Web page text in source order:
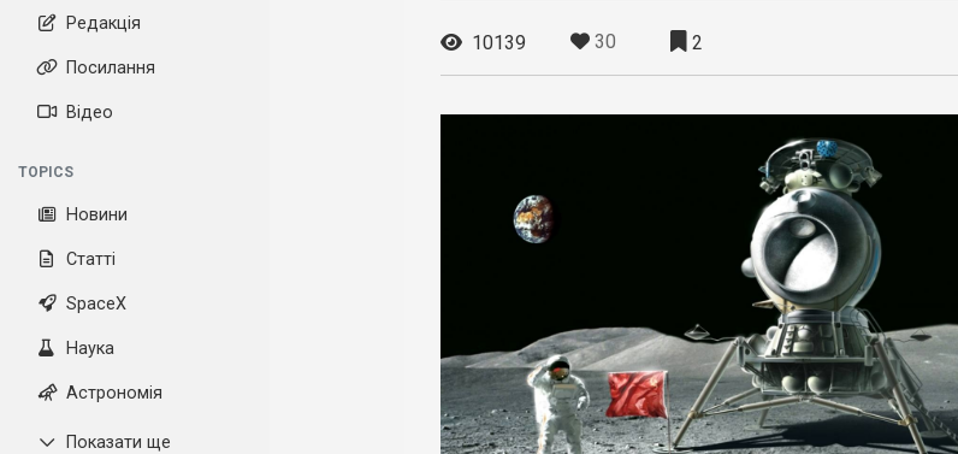
Редакція
Посилання
Відео
TOPICS
Новини
Статті
SpaceX
Наука
Астрономія
Показати ще
10139 30 2